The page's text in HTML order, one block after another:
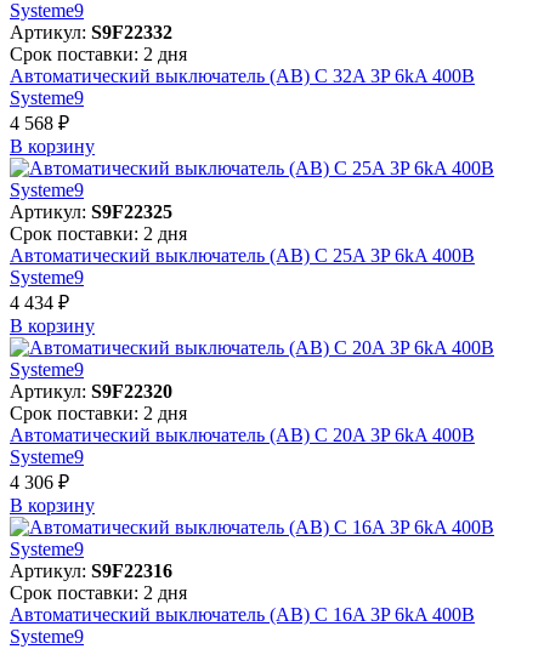
Артикул: S9F22332
Срок поставки: 2 дня
Автоматический выключатель (АВ) C 32A 3P 6kA 400В
Systeme9
4 568 ₽
В корзинy
Артикул: S9F22325
Срок поставки: 2 дня
Автоматический выключатель (АВ) C 25A 3P 6kA 400В
Systeme9
4 434 ₽
В корзинy
Артикул: S9F22320
Срок поставки: 2 дня
Автоматический выключатель (АВ) C 20A 3P 6kA 400В
Systeme9
4 306 ₽
В корзинy
Артикул: S9F22316
Срок поставки: 2 дня
Автоматический выключатель (АВ) C 16A 3P 6kA 400В
Systeme9